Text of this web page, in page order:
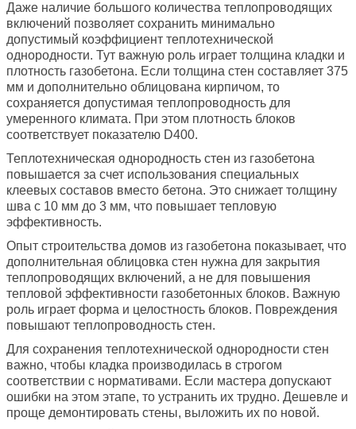
Даже наличие большого количества теплопроводящих
включений позволяет сохранить минимально
допустимый коэффициент теплотехнической
однородности. Тут важную роль играет толщина кладки и
плотность газобетона. Если толщина стен составляет 375
мм и дополнительно облицована кирпичом, то
сохраняется допустимая теплопроводность для
умеренного климата. При этом плотность блоков
соответствует показателю D400.
Теплотехническая однородность стен из газобетона
повышается за счет использования специальных
клеевых составов вместо бетона. Это снижает толщину
шва с 10 мм до 3 мм, что повышает тепловую
эффективность.
Опыт строительства домов из газобетона показывает, что
дополнительная облицовка стен нужна для закрытия
теплопроводящих включений, а не для повышения
тепловой эффективности газобетонных блоков. Важную
роль играет форма и целостность блоков. Повреждения
повышают теплопроводность стен.
Для сохранения теплотехнической однородности стен
важно, чтобы кладка производилась в строгом
соответствии с нормативами. Если мастера допускают
ошибки на этом этапе, то устранить их трудно. Дешевле и
проще демонтировать стены, выложить их по новой.